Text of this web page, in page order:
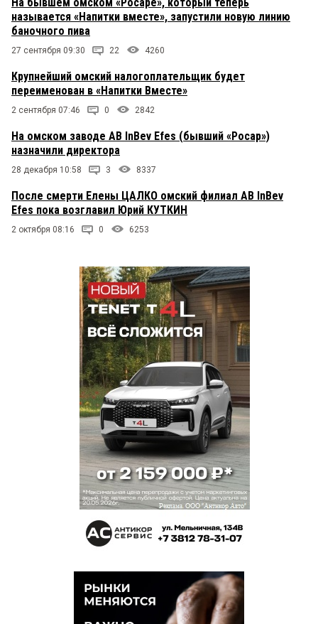
называется «Напитки вместе», запустили новую линию
баночного пива
27 сентября 09:30 22 4260
Крупнейший омский налогоплательщик будет
переименован в «Напитки Вместе»
2 сентября 07:46 0 2842
На омском заводе AB InBev Efes (бывший «Росар»)
назначили директора
28 декабря 10:58 3 8337
После смерти Елены ЦАЛКО омский филиал AB InBev
Efes пока возглавил Юрий КУТКИН
2 октября 08:16 0 6253